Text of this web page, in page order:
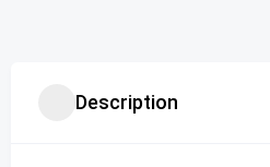
Description